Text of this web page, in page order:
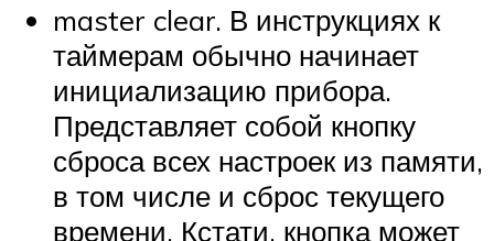
master clear. В инструкциях к
таймерам обычно начинает
инициализацию прибора.
Представляет собой кнопку
сброса всех настроек из памяти,
в том числе и сброс текущего
времени. Кстати, кнопка может